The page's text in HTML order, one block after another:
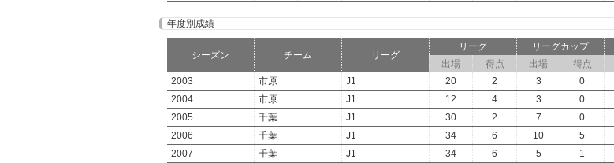
年度別成績
シーズン チーム リーグ
リーグ リーグカップ
出場
得点 出場 得点
2003
市原 J1 20 2 3 0
2004
市原 J1 12 4 3 0
2005
千葉 J1 30 2 7 0
2006
千葉 J1 34 6 10 5
2007
千葉 J1 34 6 5 1